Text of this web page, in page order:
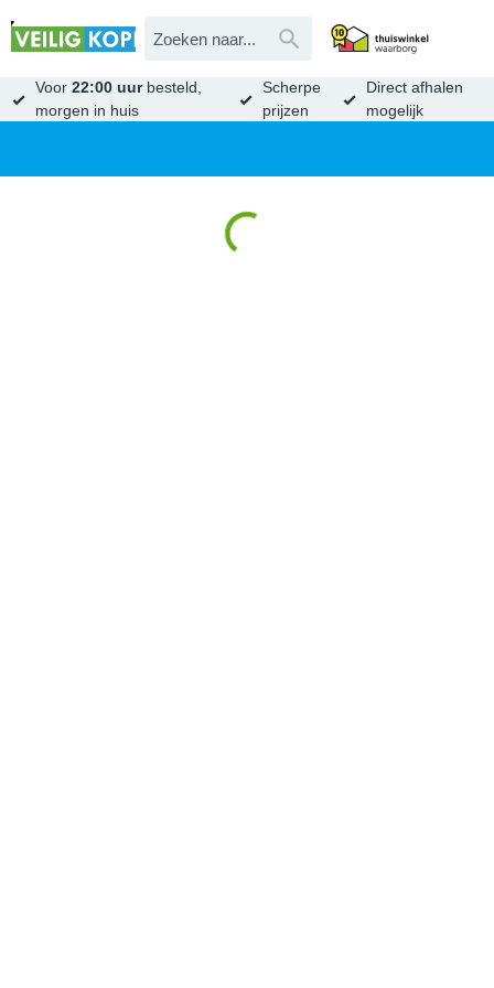
Voor22:00 uurbesteld,
morgen in huis
Scherpe
prijzen
Direct afhalen
mogelijk